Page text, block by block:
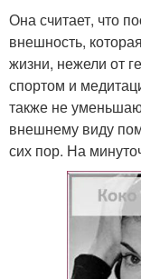
Она считает, что
внешность,
жизни, нежели от
спортом и
также не
внешнему виду
сих пор. На